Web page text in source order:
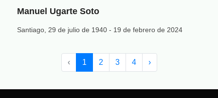
Manuel Ugarte Soto
Santiago, 29 de julio de 1940 - 19 de febrero de 2024
‹ 1 2 3 4 ›